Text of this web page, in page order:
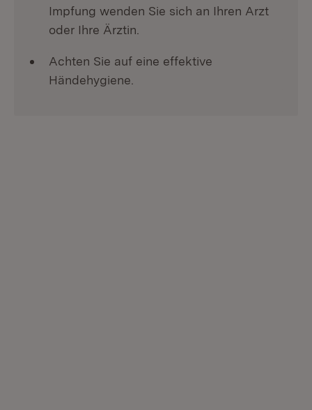
Impfung wenden Sie sich an Ihren Arzt
oder Ihre Ärztin.
Achten Sie auf eine effektive
Händehygiene.